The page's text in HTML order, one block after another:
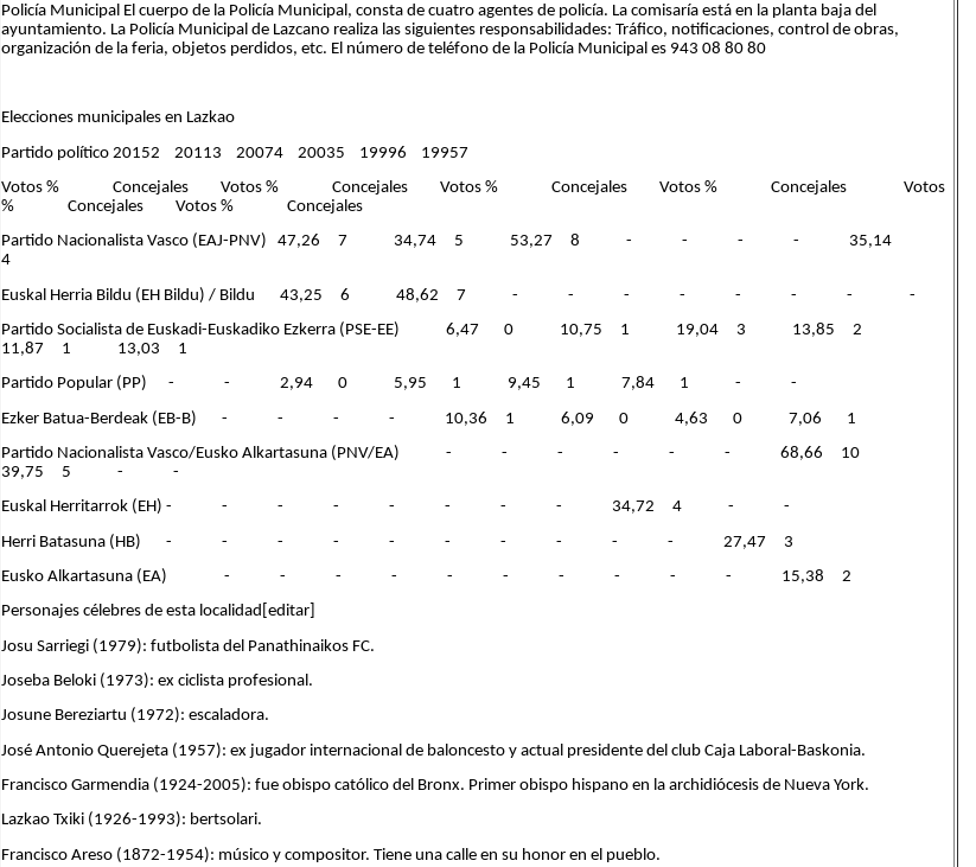
Policía Municipal El cuerpo de la Policía Municipal, consta de cuatro agentes de policía. La comisaría está en la planta baja del
ayuntamiento. La Policía Municipal de Lazcano realiza las siguientes responsabilidades: Tráfico, notificaciones, control de obras,
organización de la feria, objetos perdidos, etc. El número de teléfono de la Policía Municipal es 943 08 80 80
Elecciones municipales en Lazkao
Partido político 20152 20113 20074 20035 19996 19957
Votos % Concejales Votos % Concejales Votos % Concejales Votos % Concejales Votos
% Concejales Votos % Concejales
Partido Nacionalista Vasco (EAJ-PNV) 47,26 7 34,74 5 53,27 8 - - - - 35,14
4
Euskal Herria Bildu (EH Bildu) / Bildu 43,25 6 48,62 7 - - - - - - - -
Partido Socialista de Euskadi-Euskadiko Ezkerra (PSE-EE) 6,47 0 10,75 1 19,04 3 13,85 2
11,87 1 13,03 1
Partido Popular (PP) - - 2,94 0 5,95 1 9,45 1 7,84 1 - -
Ezker Batua-Berdeak (EB-B) - - - - 10,36 1 6,09 0 4,63 0 7,06 1
Partido Nacionalista Vasco/Eusko Alkartasuna (PNV/EA) - - - - - - 68,66 10
39,75 5 - -
Euskal Herritarrok (EH) - - - - - - - - 34,72 4 - -
Herri Batasuna (HB) - - - - - - - - - - 27,47 3
Eusko Alkartasuna (EA) - - - - - - - - - - 15,38 2
Personajes célebres de esta localidad[editar]
Josu Sarriegi (1979): futbolista del Panathinaikos FC.
Joseba Beloki (1973): ex ciclista profesional.
Josune Bereziartu (1972): escaladora.
José Antonio Querejeta (1957): ex jugador internacional de baloncesto y actual presidente del club Caja Laboral-Baskonia.
Francisco Garmendia (1924-2005): fue obispo católico del Bronx. Primer obispo hispano en la archidiócesis de Nueva York.
Lazkao Txiki (1926-1993): bertsolari.
Francisco Areso (1872-1954): músico y compositor. Tiene una calle en su honor en el pueblo.